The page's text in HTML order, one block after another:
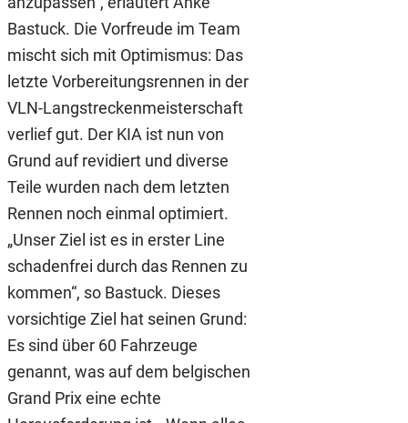
Bastuck. Die Vorfreude im Team
mischt sich mit Optimismus: Das
letzte Vorbereitungsrennen in der
VLN-Langstreckenmeisterschaft
verlief gut. Der KIA ist nun von
Grund auf revidiert und diverse
Teile wurden nach dem letzten
Rennen noch einmal optimiert.
„Unser Ziel ist es in erster Line
schadenfrei durch das Rennen zu
kommen“, so Bastuck. Dieses
vorsichtige Ziel hat seinen Grund:
Es sind über 60 Fahrzeuge
genannt, was auf dem belgischen
Grand Prix eine echte